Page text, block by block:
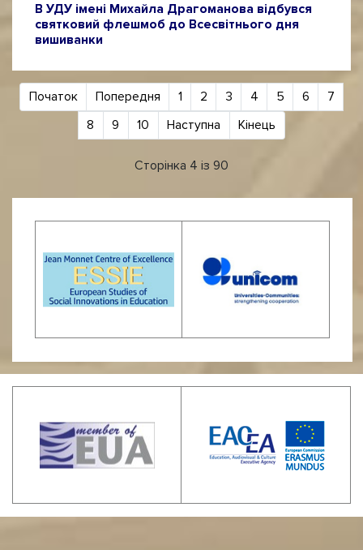
В УДУ імені Михайла Драгоманова відбувся
святковий флешмоб до Всесвітнього дня
вишиванки
Початок Попередня 1 2 3 4 5 6
7
8
9 10 Наступна Кінець
Сторінка 4 із 90